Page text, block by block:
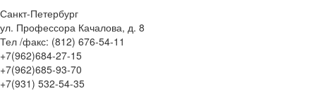
Санкт-Петербург
ул. Профессора Качалова, д. 8
Тел /факс: (812) 676-54-11
+7(962)684-27-15
+7(962)685-93-70
+7(931) 532-54-35